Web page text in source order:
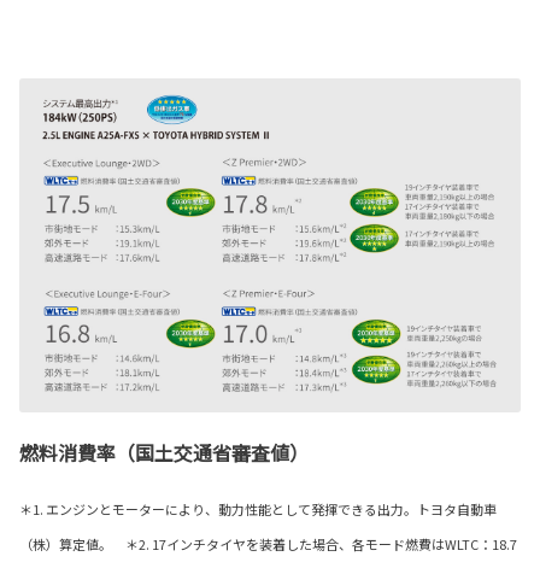
燃料消費率（国土交通省審査値）
＊1. エンジンとモーターにより、動力性能として発揮できる出力。トヨタ自動車
（株）算定値。 ＊2. 17インチタイヤを装着した場合、各モード燃費はWLTC：18.7